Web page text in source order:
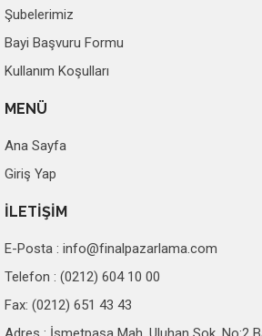
Şubelerimiz
Bayi Başvuru Formu
Kullanım Koşulları
MENÜ
Ana Sayfa
Giriş Yap
İLETİŞİM
E-Posta : info@finalpazarlama.com
Telefon : (0212) 604 10 00
Fax: (0212) 651 43 43